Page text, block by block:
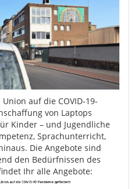
auf die COVID-19-
von Laptops
Kinder – und Jugendliche
Sprachunterricht,
Die Angebote sind
den Bedürfnissen des
Ihr alle Angebote: